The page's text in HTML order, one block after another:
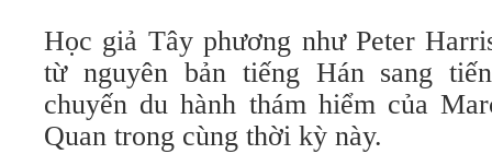
Học giả Tây phương như Peter
từ nguyên bản tiếng Hán sang
chuyến du hành thám hiểm của
Quan trong cùng thời kỳ này.